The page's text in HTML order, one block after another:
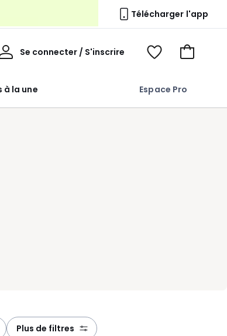
Télécharger l'app
à la une Espace Pro
Se connecter / S'inscrire
Mon
Voir
Voir
plus de filtres